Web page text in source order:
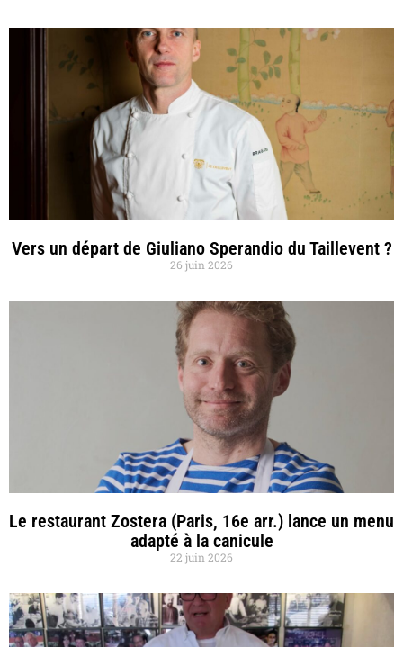
Vers un départ de Giuliano Sperandio du Taillevent ?
26 juin 2026
Le restaurant Zostera (Paris, 16e arr.) lance un menu
adapté à la canicule
22 juin 2026